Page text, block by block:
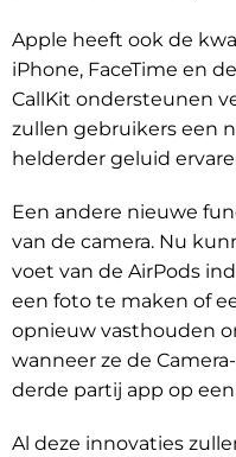
Apple heeft ook de
iPhone, FaceTime en
CallKit ondersteunen
zullen gebruikers een
helderder geluid
Een andere nieuwe
van de camera. Nu
voet van de AirPods
een foto te maken of
opnieuw vasthouden
wanneer ze de
derde partij app op
Al deze innovaties